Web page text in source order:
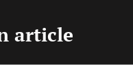
article